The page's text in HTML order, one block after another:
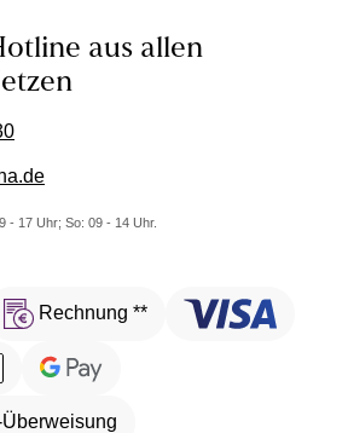
aus allen
- 17 Uhr; So: 09 - 14 Uhr.
Rechnung **